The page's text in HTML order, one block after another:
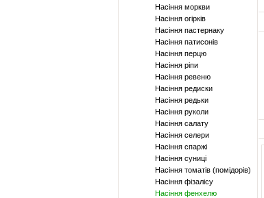
Насіння моркви
Насіння огірків
Насіння пастернаку
Насіння патисонів
Насіння перцю
Насіння ріпи
Насіння ревеню
Насіння редиски
Насіння редьки
Насіння руколи
Насіння салату
Насіння селери
Насіння спаржі
Насіння суниці
Насіння томатів (помідорів)
Насіння фізалісу
Насіння фенхелю